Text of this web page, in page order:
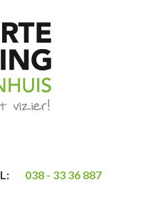
038 - 33 36 887